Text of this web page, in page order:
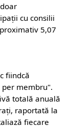
cu consilii
5,07
fiindcă
per membru".
totală anuală
raportată la
fiecare